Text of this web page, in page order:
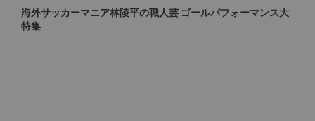
海外サッカーマニア林陵平の職人芸 ゴールパフォーマンス大
特集